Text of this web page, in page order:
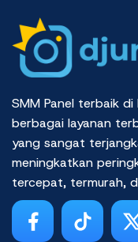
SMM Panel terbaik di
berbagai layanan
yang sangat
meningkatkan
tercepat, termurah,